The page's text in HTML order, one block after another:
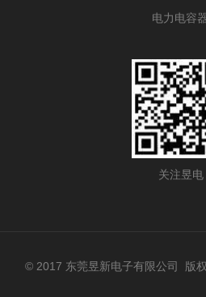
电力电容
关注昱电
© 2017 东莞昱新电子有限公司 版